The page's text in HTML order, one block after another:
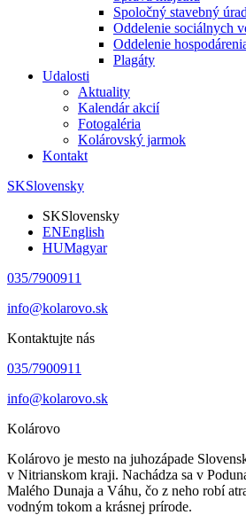
Spoločný stavebný úrad
Oddelenie sociálnych
Oddelenie
Plagáty
Udalosti
Aktuality
Kalendár akcií
Fotogaléria
Kolárovský jarmok
Kontakt
SKSlovensky
SKSlovensky
ENEnglish
HUMagyar
035/7900911
info@kolarovo.sk
Kontaktujte nás
035/7900911
info@kolarovo.sk
Kolárovo
Kolárovo je mesto na juhozápade
v Nitrianskom kraji. Nachádza sa v
Malého Dunaja a Váhu, čo z neho robí
vodným tokom a krásnej prírode.